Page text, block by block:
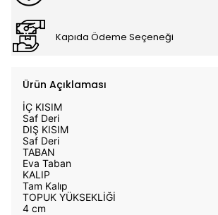
Kapıda Ödeme Seçeneği
Ürün Açıklaması
İÇ KISIM
Saf Deri
DIŞ KISIM
Saf Deri
TABAN
Eva Taban
KALIP
Tam Kalıp
TOPUK YÜKSEKLİĞİ
4 cm